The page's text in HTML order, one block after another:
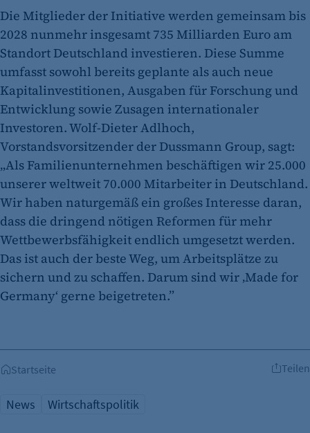
Die Mitglieder der Initiative werden gemeinsam bis
2028 nunmehr insgesamt 735 Milliarden Euro am
Standort Deutschland investieren. Diese Summe
umfasst sowohl bereits geplante als auch neue
Kapitalinvestitionen, Ausgaben für Forschung und
Entwicklung sowie Zusagen internationaler
Investoren. Wolf-Dieter Adlhoch,
Vorstandsvorsitzender der Dussmann Group, sagt:
„Als Familienunternehmen beschäftigen wir 25.000
unserer weltweit 70.000 Mitarbeiter in Deutschland.
Wir haben naturgemäß ein großes Interesse daran,
dass die dringend nötigen Reformen für mehr
Wettbewerbsfähigkeit endlich umgesetzt werden.
Das ist auch der beste Weg, um Arbeitsplätze zu
sichern und zu schaffen. Darum sind wir ‚Made for
Germany‘ gerne beigetreten.”
Startseite Teilen
News Wirtschaftspolitik